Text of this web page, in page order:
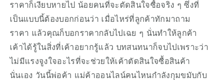
ราคาก็เงียบหายไป น้อยคนที่จะตัดสินใจซื้อจริง ๆ ซึ่งที่
เป็นแบบนี้ต้องบอกก่อนว่า เมื่อไหร่ที่ลูกค้าทักมาถาม
ราคา แล้วคุณก็บอกราคากลับไปเฉย ๆ นั่นทำให้ลูกค้า
เค้าได้รู้ในสิ่งที่เค้าอยากรู้แล้ว บทสนทนาก็จบไปเพราะว่า
ไม่มีแรงจูงใจอะไรที่จะช่วยให้เค้าตัดสินใจซื้อสินค้า
นั่นเอง วันนี้พ่อค้า แม่ค้าออนไลน์คนไหนกำลังกุมขมับกับ